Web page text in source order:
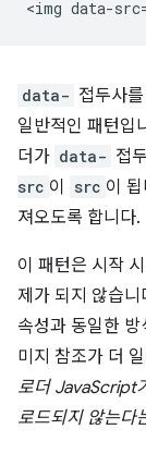
data- 접두사
일반적인 패턴입
더가 data- 접
src 이 src 이
져오도록 합니다.
이 패턴은 시작
제가 되지 않습
속성과 동일한 방
미지 참조가 더
로더 JavaScript
로드되지 않는다